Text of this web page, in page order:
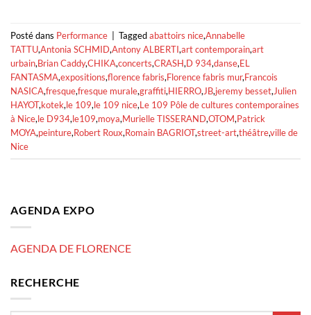
Posté dans Performance Taggedabattoirs nice,Annabelle
TATTU,Antonia SCHMID,Antony ALBERTI,art contemporain,art
urbain,Brian Caddy,CHIKA,concerts,CRASH,D 934,danse,EL
FANTASMA,expositions,florence fabris,Florence fabris mur,Francois
NASICA,fresque,fresque murale,graffiti,HIERRO,JB,jeremy besset,Julien
HAYOT,kotek,le 109,le 109 nice,Le 109 Pôle de cultures contemporaines
à Nice,le D934,le109,moya,Murielle TISSERAND,OTOM,Patrick
MOYA,peinture,Robert Roux,Romain BAGRIOT,street-art,théâtre,ville de
Nice
AGENDA EXPO
AGENDA DE FLORENCE
RECHERCHE